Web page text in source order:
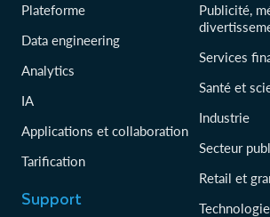
Plateforme
Data engineering
Analytics
IA
Applications et collaboration
Tarification
Support
Publicité,
Services
Santé et
Industrie
Secteur
Retail et
Technologie